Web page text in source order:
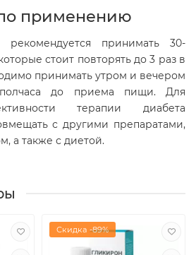
применению
рекомендуется принимать 30-
стоит повторять до 3 раз в
принимать утром и вечером
до приема пищи. Для
терапии диабета
с другими препаратами,
а также с диетой.
Скидка -89%